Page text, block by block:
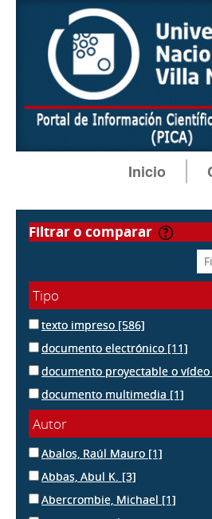
Inicio
filtrar o comparar
Tipo
texto impreso [586]
documento electrónico [11]
documento proyectable o vídeo
documento multimedia [1]
Autor
Abalos, Raúl Mauro [1]
Abbas, Abul K. [3]
Abercrombie, Michael [1]